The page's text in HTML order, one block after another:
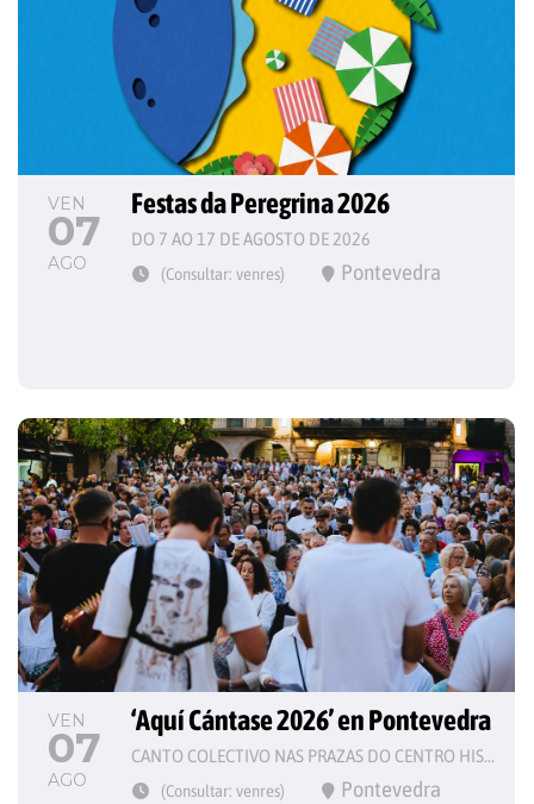
VEN
07
AGO
Festas da Peregrina 2026
DO 7 AO 17 DE AGOSTO DE 2026
(Consultar: venres) Pontevedra
VEN
07
AGO
‘Aquí Cántase 2026’ en Pontevedra
CANTO COLECTIVO NAS PRAZAS DO CENTRO HISTÓRICO
(Consultar: venres) Pontevedra